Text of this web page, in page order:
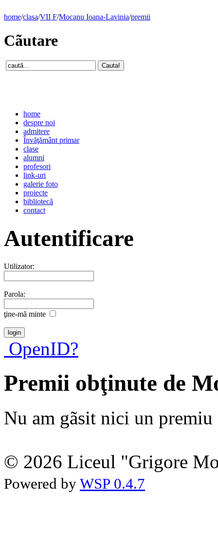
home/clasa/VII F/Mocanu Ioana-Lavinia/premii
Cãutare
home
despre noi
admitere
Învăţământ primar
clase
alumni
profesori
link-uri
galerie foto
proiecte
bibliotecă
contact
Autentificare
Utilizator:
Parola:
ţine-mã minte
OpenID?
Premii obţinute de
Nu am gãsit nici un premiu
© 2026 Liceul "Grigore
Powered by WSP 0.4.7